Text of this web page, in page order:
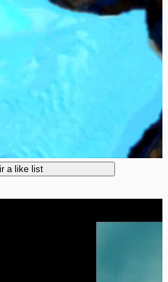
a like list